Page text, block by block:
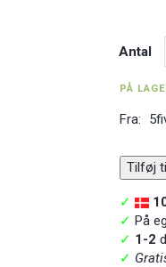
Antal
PÅ
Fra:
Tilføj
✓
✓ På
✓ 1-2
✓